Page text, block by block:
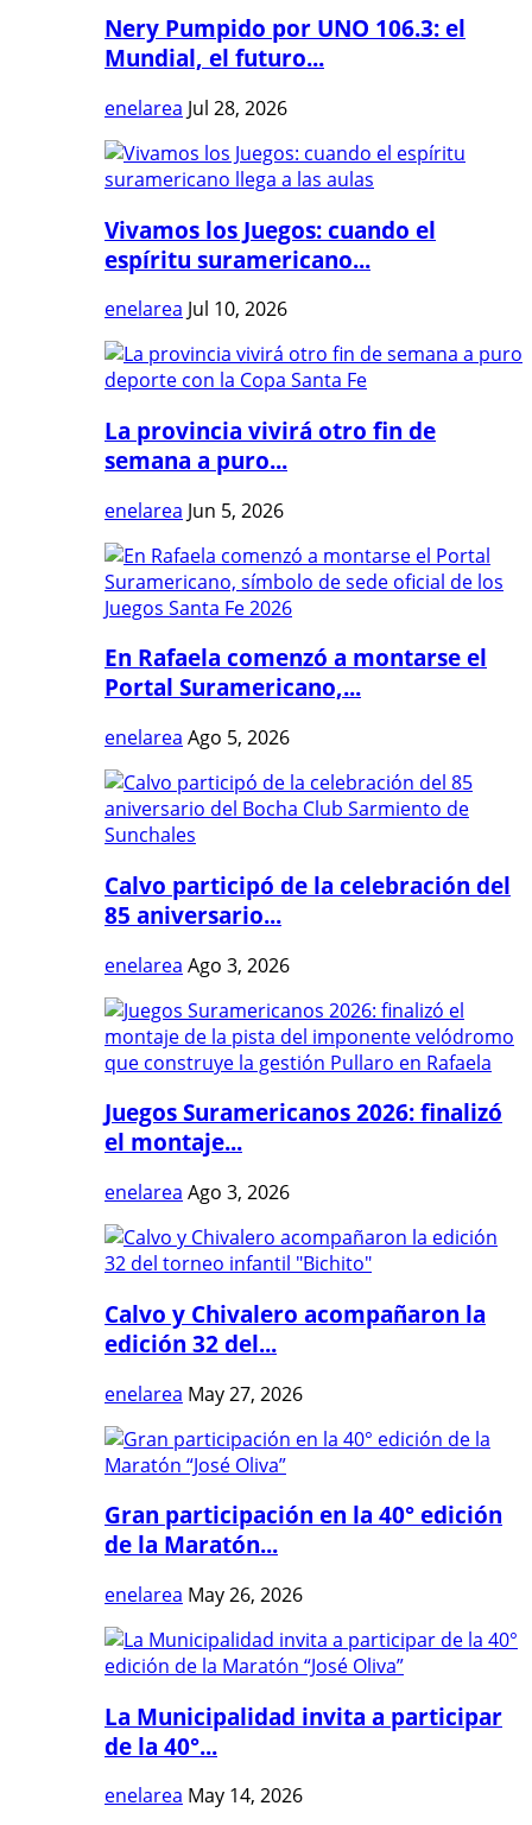
Nery Pumpido por UNO 106.3: el
Mundial, el futuro...
enelarea Jul 28, 2026
Vivamos los Juegos: cuando el
espíritu suramericano...
enelarea Jul 10, 2026
La provincia vivirá otro fin de
semana a puro...
enelarea Jun 5, 2026
En Rafaela comenzó a montarse el
Portal Suramericano,...
enelarea Ago 5, 2026
Calvo participó de la celebración del
85 aniversario...
enelarea Ago 3, 2026
Juegos Suramericanos 2026: finalizó
el montaje...
enelarea Ago 3, 2026
Calvo y Chivalero acompañaron la
edición 32 del...
enelarea May 27, 2026
Gran participación en la 40° edición
de la Maratón...
enelarea May 26, 2026
La Municipalidad invita a participar
de la 40°...
enelarea May 14, 2026